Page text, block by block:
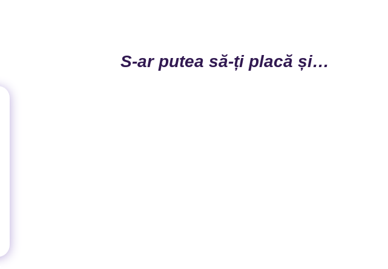
S-ar putea să-ți placă și…